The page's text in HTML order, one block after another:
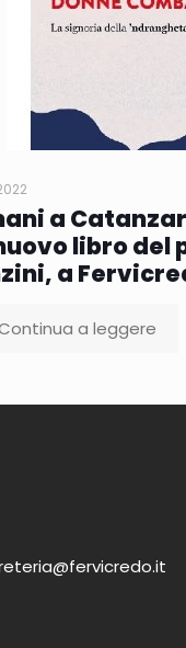
a
libro del
a
a leggere